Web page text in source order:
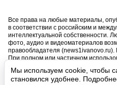
Мы используем cookie, чтобы
становился удобнее.
Все права на любые материалы,
в соответствии с российским и
интеллектуальной собственности.
фото, аудио и видеоматериалов
правообладателя
При полном или частичном
обязательна. Запрещено для детей.
https://news1ivanovo.ru/